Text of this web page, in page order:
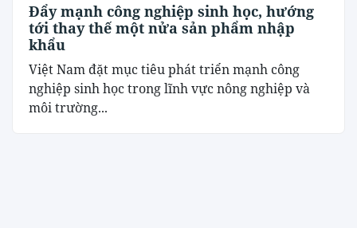
Đẩy mạnh công nghiệp sinh học, hướng
tới thay thế một nửa sản phẩm nhập
khẩu
Việt Nam đặt mục tiêu phát triển mạnh công
nghiệp sinh học trong lĩnh vực nông nghiệp và
môi trường...